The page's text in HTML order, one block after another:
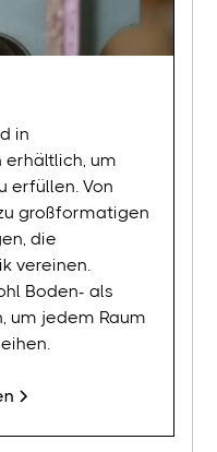
in
um
erfüllen. Von
großformatigen
die
vereinen.
Boden- als
um jedem Raum